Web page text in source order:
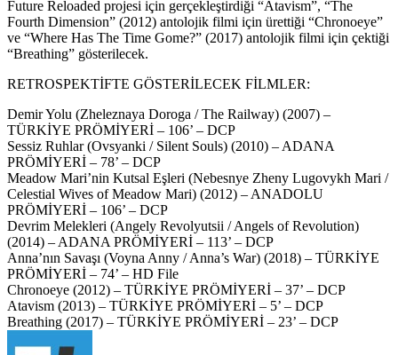
Future Reloaded projesi için gerçekleştirdiği “Atavism”, “The
Fourth Dimension” (2012) antolojik filmi için ürettiği “Chronoeye”
ve “Where Has The Time Gome?” (2017) antolojik filmi için çektiği
“Breathing” gösterilecek.
RETROSPEKTİFTE GÖSTERİLECEK FİLMLER:
Demir Yolu (Zheleznaya Doroga / The Railway) (2007) –
TÜRKİYE PRÖMİYERİ – 106’ – DCP
Sessiz Ruhlar (Ovsyanki / Silent Souls) (2010) – ADANA
PRÖMİYERİ – 78’ – DCP
Meadow Mari’nin Kutsal Eşleri (Nebesnye Zheny Lugovykh Mari /
Celestial Wives of Meadow Mari) (2012) – ANADOLU
PRÖMİYERİ – 106’ – DCP
Devrim Melekleri (Angely Revolyutsii / Angels of Revolution)
(2014) – ADANA PRÖMİYERİ – 113’ – DCP
Anna’nın Savaşı (Voyna Anny / Anna’s War) (2018) – TÜRKİYE
PRÖMİYERİ – 74’ – HD File
Chronoeye (2012) – TÜRKİYE PRÖMİYERİ – 37’ – DCP
Atavism (2013) – TÜRKİYE PRÖMİYERİ – 5’ – DCP
Breathing (2017) – TÜRKİYE PRÖMİYERİ – 23’ – DCP